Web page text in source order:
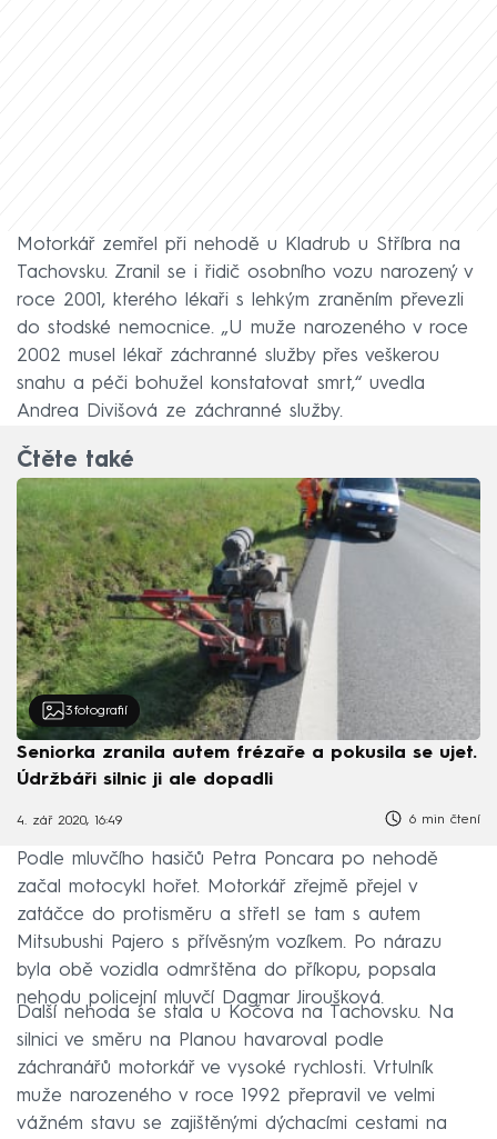
Motorkář zemřel při nehodě u Kladrub u Stříbra na
Tachovsku. Zranil se i řidič osobního vozu narozený v
roce 2001, kterého lékaři s lehkým zraněním převezli
do stodské nemocnice. „U muže narozeného v roce
2002 musel lékař záchranné služby přes veškerou
snahu a péči bohužel konstatovat smrt,“ uvedla
Andrea Divišová ze záchranné služby.
Čtěte také
3 fotografií
Seniorka zranila autem frézaře a pokusila se ujet.
Údržbáři silnic ji ale dopadli
4. zář 2020, 16:49 6 min čtení
Podle mluvčího hasičů Petra Poncara po nehodě
začal motocykl hořet. Motorkář zřejmě přejel v
zatáčce do protisměru a střetl se tam s autem
Mitsubushi Pajero s přívěsným vozíkem. Po nárazu
byla obě vozidla odmrštěna do příkopu, popsala
nehodu policejní mluvčí Dagmar Jiroušková.
Další nehoda se stala u Kočova na Tachovsku. Na
silnici ve směru na Planou havaroval podle
záchranářů motorkář ve vysoké rychlosti. Vrtulník
muže narozeného v roce 1992 přepravil ve velmi
vážném stavu se zajištěnými dýchacími cestami na